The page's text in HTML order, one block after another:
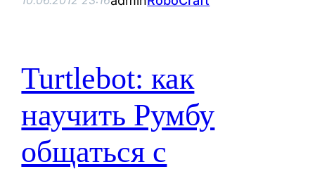
Turtlebot: как
научить Румбу
общаться с